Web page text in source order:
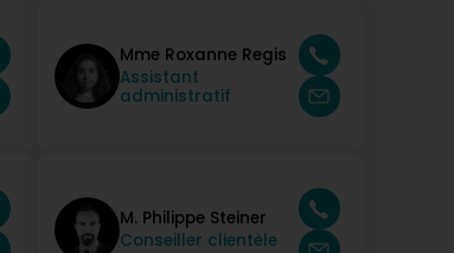
Mme Roxanne Regis
Assistant
administratif
M. Philippe Steiner
Conseiller clientèle